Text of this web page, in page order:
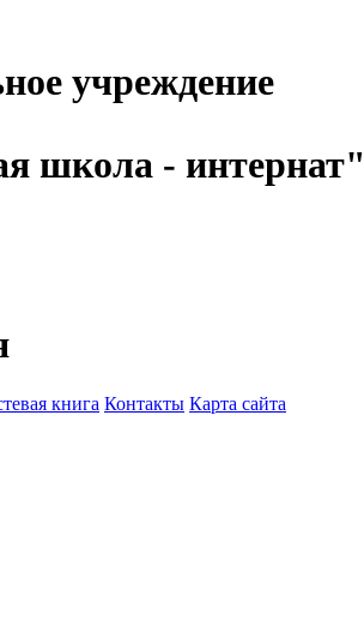
учреждение
школа - интернат"
книга Контакты Карта сайта